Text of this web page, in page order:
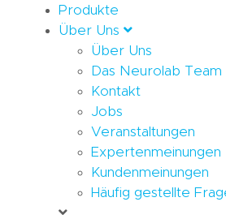
Produkte
Über Uns
Über Uns
Das Neurolab Team
Kontakt
Jobs
Veranstaltungen
Expertenmeinungen
Kundenmeinungen
Häufig gestellte